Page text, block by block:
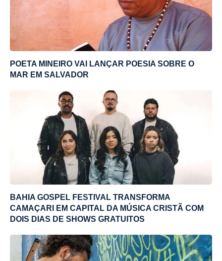
POETA MINEIRO VAI LANÇAR POESIA SOBRE O
MAR EM SALVADOR
BAHIA GOSPEL FESTIVAL TRANSFORMA
CAMAÇARI EM CAPITAL DA MÚSICA CRISTÃ COM
DOIS DIAS DE SHOWS GRATUITOS